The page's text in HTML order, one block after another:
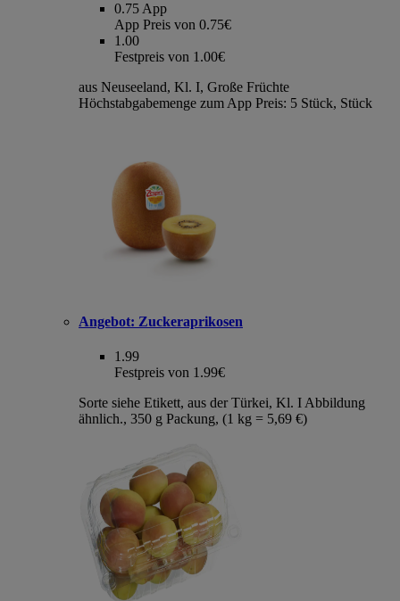
0.75 App
App Preis von 0.75€
1.00
Festpreis von 1.00€
aus Neuseeland, Kl. I, Große Früchte
Höchstabgabemenge zum App Preis: 5 Stück, Stück
Angebot: Zuckeraprikosen
1.99
Festpreis von 1.99€
Sorte siehe Etikett, aus der Türkei, Kl. I Abbildung
ähnlich., 350 g Packung, (1 kg = 5,69 €)